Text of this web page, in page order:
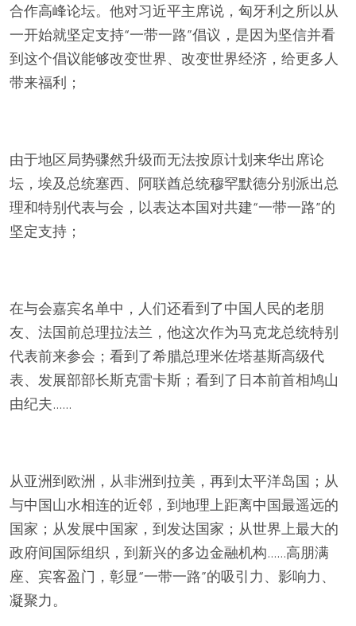
合作高峰论坛。他对习近平主席说，匈牙利之所以从
一开始就坚定支持“一带一路”倡议，是因为坚信并看
到这个倡议能够改变世界、改变世界经济，给更多人
带来福利；
由于地区局势骤然升级而无法按原计划来华出席论
坛，埃及总统塞西、阿联酋总统穆罕默德分别派出总
理和特别代表与会，以表达本国对共建“一带一路”的
坚定支持；
在与会嘉宾名单中，人们还看到了中国人民的老朋
友、法国前总理拉法兰，他这次作为马克龙总统特别
代表前来参会；看到了希腊总理米佐塔基斯高级代
表、发展部部长斯克雷卡斯；看到了日本前首相鸠山
由纪夫……
从亚洲到欧洲，从非洲到拉美，再到太平洋岛国；从
与中国山水相连的近邻，到地理上距离中国最遥远的
国家；从发展中国家，到发达国家；从世界上最大的
政府间国际组织，到新兴的多边金融机构……高朋满
座、宾客盈门，彰显“一带一路”的吸引力、影响力、
凝聚力。